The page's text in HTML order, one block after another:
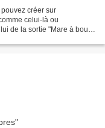
créer sur
celui-là ou
de la sortie "Mare à boue"